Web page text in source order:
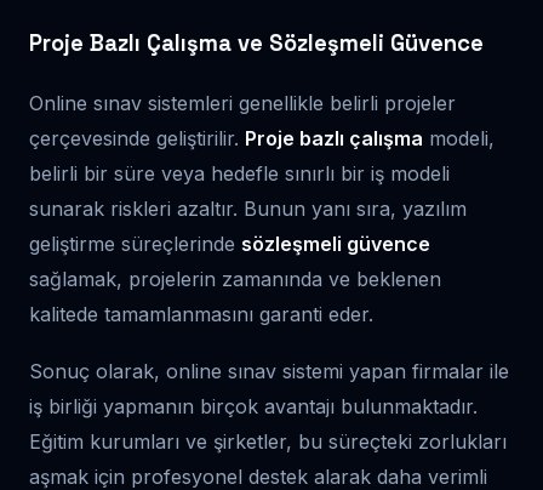
Proje Bazlı Çalışma ve Sözleşmeli Güvence
Online sınav sistemleri genellikle belirli projeler
çerçevesinde geliştirilir. Proje bazlı çalışma modeli,
belirli bir süre veya hedefle sınırlı bir iş modeli
sunarak riskleri azaltır. Bunun yanı sıra, yazılım
geliştirme süreçlerinde sözleşmeli güvence
sağlamak, projelerin zamanında ve beklenen
kalitede tamamlanmasını garanti eder.
Sonuç olarak, online sınav sistemi yapan firmalar ile
iş birliği yapmanın birçok avantajı bulunmaktadır.
Eğitim kurumları ve şirketler, bu süreçteki zorlukları
aşmak için profesyonel destek alarak daha verimli